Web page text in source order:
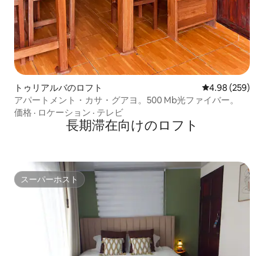
トゥリアルバのロフト レビュー259
4.98 (259)
アパートメント・カサ・グアヨ。500 Mb光ファイバー。
価格 · ロケーション · テレビ
長期滞在向けのロフト
スーパーホスト
スーパーホスト